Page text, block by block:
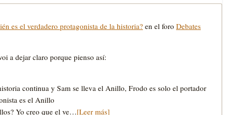
es el verdadero protagonista de la historia? en el foro Debates
a dejar claro porque pienso así:
continua y Sam se lleva el Anillo, Frodo es solo el portador
es el Anillo
Yo creo que el ve…[Leer más]